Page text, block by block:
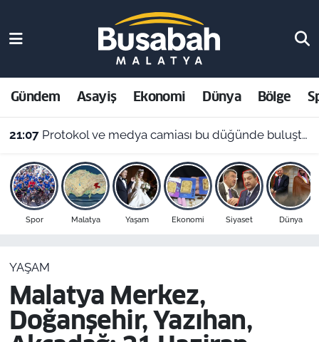
Gündem Asayiş Ekonomi Dünya Bölge
21:07 Protokol ve medya camiası bu düğünde buluştu: Bozkurtoğlu ailesinin mutlu günü
Spor Malatya Yaşam Ekonomi Siyaset Dünya
YAŞAM
Malatya Merkez,
Doğanşehir, Yazıhan,
Asayiş
Ekonomi
Dünya
Bölge
Resmi İlanlar
Malatya Nöbetçi Eczaneler
Malatya Hava Durumu
Malatya Namaz Vakitleri
Malatya Trafik Yoğunluk Haritası
Süper Lig Puan Durumu ve Fikstür
Son Dakika Haberleri
Haber Arşivi